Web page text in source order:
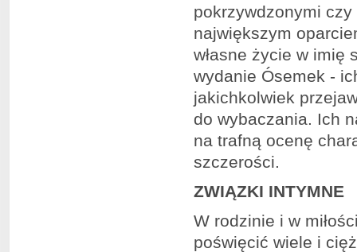
pokrzywdzonymi
największym
własne życie w imię
wydanie Ósemek -
jakichkolwiek
do wybaczania. Ich
na trafną ocenę
szczerości.
ZWIĄZKI INTYMNE
W rodzinie i w
poświęcić wiele i